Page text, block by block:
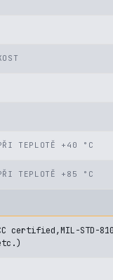
TEPLOTĚ +40 °C
TEPLOTĚ +85 °C
certified,MIL-